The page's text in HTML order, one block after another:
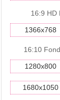
16:9 HD
1366x768
16:10
1280x800
1680x1050